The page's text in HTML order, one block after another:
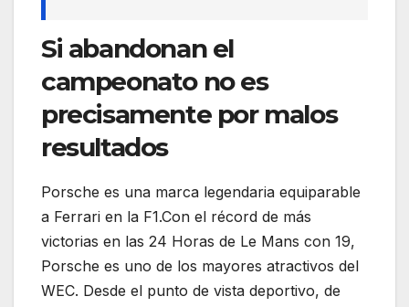
Si abandonan el
campeonato no es
precisamente por malos
resultados
Porsche es una marca legendaria equiparable
a Ferrari en la F1.Con el récord de más
victorias en las 24 Horas de Le Mans con 19,
Porsche es uno de los mayores atractivos del
WEC. Desde el punto de vista deportivo, de